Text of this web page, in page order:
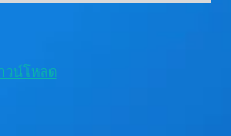
วน์โหลด